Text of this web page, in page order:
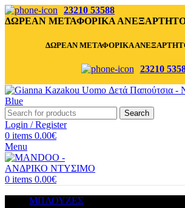
23210 53588
ΔΩΡΕΑΝ ΜΕΤΑΦΟΡΙΚΑ
ΔΩΡΕΑΝ ΜΕΤΑΦΟΡΙΚΑ
23210
Search
Login / Register
0 items 0.00€
Menu
0 items 0.00€
ΜΠΛΟΥΖΕΣ